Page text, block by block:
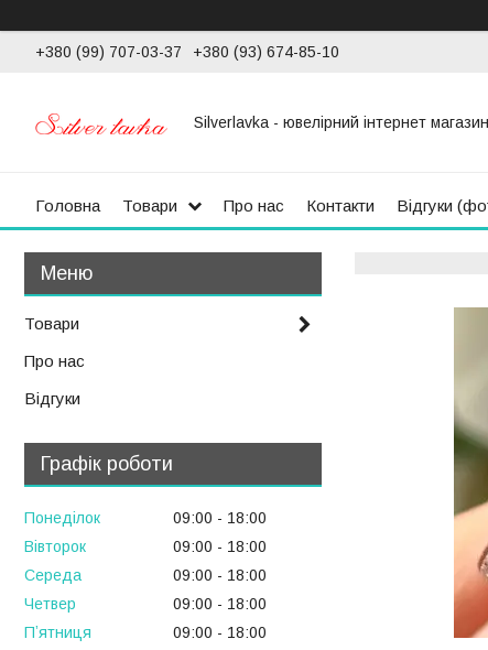
+380 (99) 707-03-37 +380 (93) 674-85-10
Silverlavka - ювелірний інтернет магазин
Головна Товари Про нас Контакти Відгуки
Товари
Про нас
Відгуки
Графік роботи
Понеділок 09:00
18:00
Вівторок
09:00
18:00
Середа
09:00
18:00
Четвер
09:00
18:00
Пʼятниця
09:00
18:00